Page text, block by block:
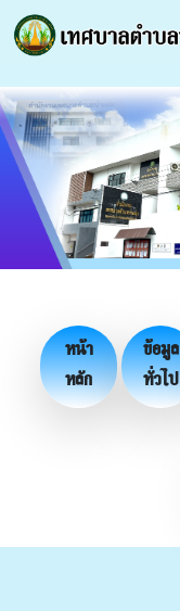
หน้า
หลัก
ข้อมูล
ทั่วไป